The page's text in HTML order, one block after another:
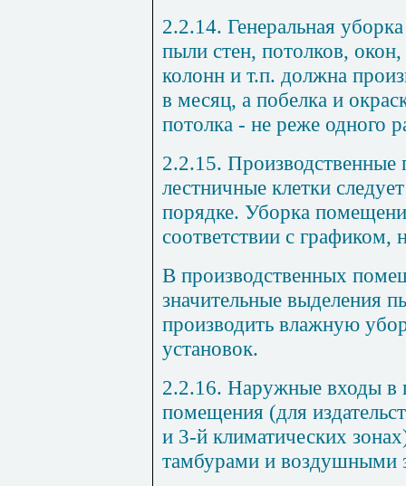
2.2.14. Генеральная
пыли стен, потолков,
колонн и т.п. должна
в месяц, а побелка и
потолка - не реже одного
2.2.15.
лестничные клетки
порядке. Уборка
соответствии с графиком,
В производственных
значительные выделения
производить влажную
установок.
2.2.16. Наружные входы в
помещения (для
и 3-й климатических
тамбурами и воздушными